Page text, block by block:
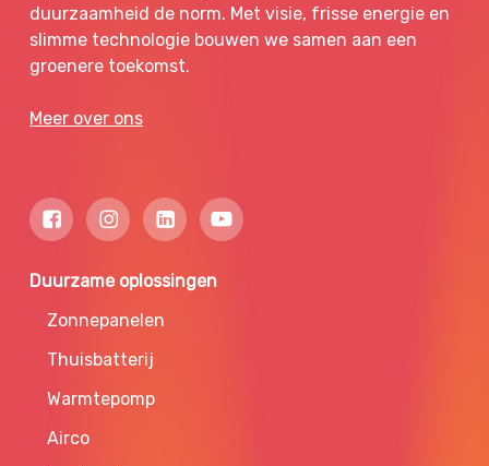
duurzaamheid de norm. Met visie, frisse energie en
slimme technologie bouwen we samen aan een
groenere toekomst.
Meer over ons
Duurzame oplossingen
Zonnepanelen
Thuisbatterij
Warmtepomp
Airco